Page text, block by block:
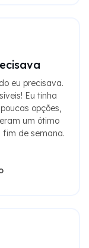
eu precisava.
Eu tinha
opções,
um ótimo
fim de semana.